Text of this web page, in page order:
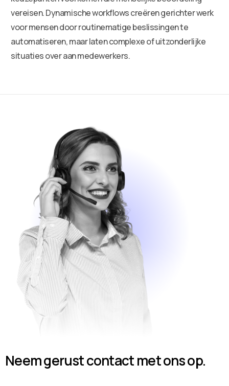
vereisen. Dynamische workflows creëren gerichter werk
voor mensen door routinematige beslissingen te
automatiseren, maar laten complexe of uitzonderlijke
situaties over aan medewerkers.
Neem gerust contact met ons op.